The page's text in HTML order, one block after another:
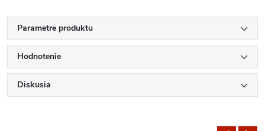
Parametre produktu
Hodnotenie
Diskusia